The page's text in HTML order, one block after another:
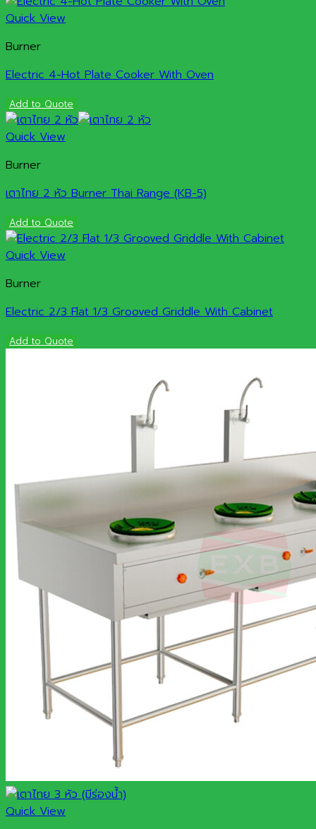
Quick View
Burner
Electric 4-Hot Plate Cooker With Oven
Add to Quote
Quick View
Burner
เตาไทย 2 หัว Burner Thai Range (KB-5)
Add to Quote
Quick View
Burner
Electric 2/3 Flat 1/3 Grooved Griddle With Cabinet
Add to Quote
Quick View